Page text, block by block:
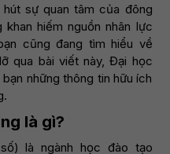
sự quan tâm của đông
hiếm nguồn nhân lực
cũng đang tìm hiểu về
qua bài viết này, Đại học
những thông tin hữu ích
là gì?
là ngành học đào tạo